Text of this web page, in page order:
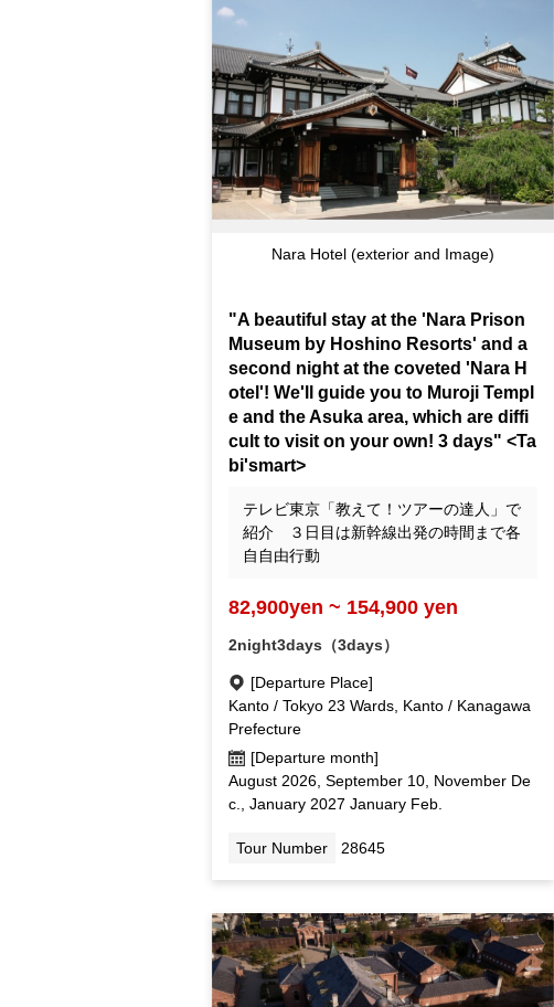
Nara Hotel (exterior and Image)
"A beautiful stay at the 'Nara Prison
Museum by Hoshino Resorts' and a
second night at the coveted 'Nara H
otel'! We'll guide you to Muroji Templ
e and the Asuka area, which are diffi
cult to visit on your own! 3 days" <Ta
bi'smart>
テレビ東京「教えて！ツアーの達人」で
紹介 ３日目は新幹線出発の時間まで各
自自由行動
82,900yen ~ 154,900 yen
2night3days（3days）
[Departure Place]
Kanto / Tokyo 23 Wards, Kanto / Kanagawa
Prefecture
[Departure month]
August 2026, September 10, November De
c., January 2027 January Feb.
Tour Number 28645